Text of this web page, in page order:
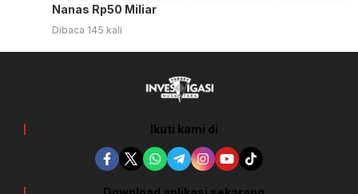
Nanas Rp50 Miliar
Dibaca 145 kali
Ikuti kami di